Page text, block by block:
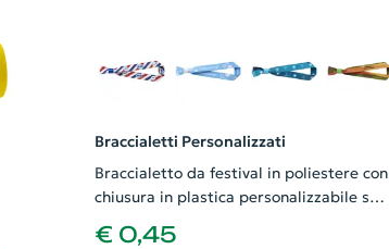
Braccialetti Personalizzati
Braccialetto da festival in poliestere con
chiusura in plastica personalizzabile su
€ 0,45